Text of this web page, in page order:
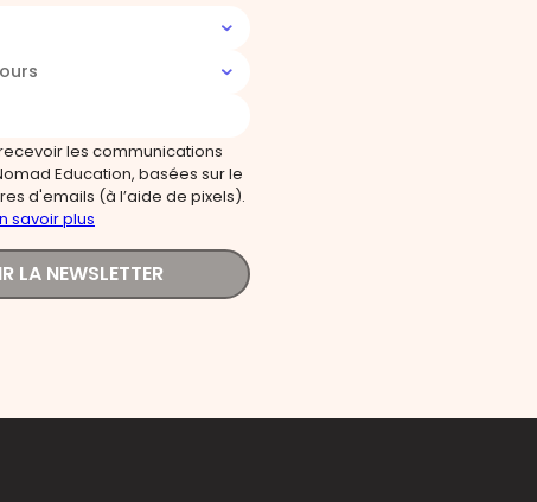
les communications
Education, basées sur le
d'emails (à l’aide de pixels).
savoir plus
LA NEWSLETTER